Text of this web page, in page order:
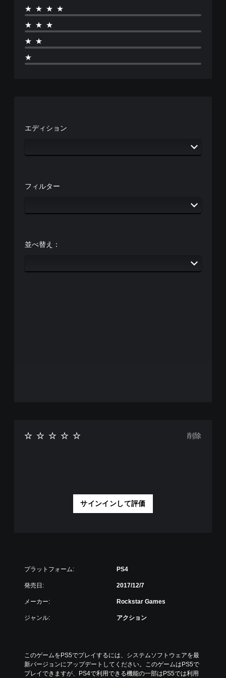
★★★★
★★★
★★
★
エディション
フィルター
並べ替え：
サインインして評価
削除
プラットフォーム: PS4
発売日: 2017/12/7
メーカー: Rockstar Games
ジャンル: アクション
このゲームをPS5でプレイするには、システムソフトウェアを最
新バージョンにアップデートしてください。このゲームはPS5で
プレイできますが、PS4で利用できる機能の一部はPS5では利用